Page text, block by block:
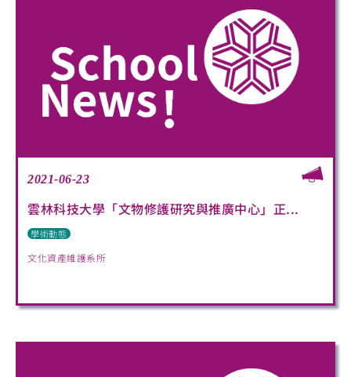
2021-06-23
雲林科技大學「文物修護研究與推廣中心」正...
學術動態
文化資產維護系所